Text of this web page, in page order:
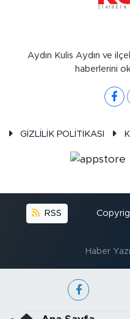
Aydın Kulis Aydın ve
haberlerini
GİZLİLİK POLİTİKASI
RSS
Haber